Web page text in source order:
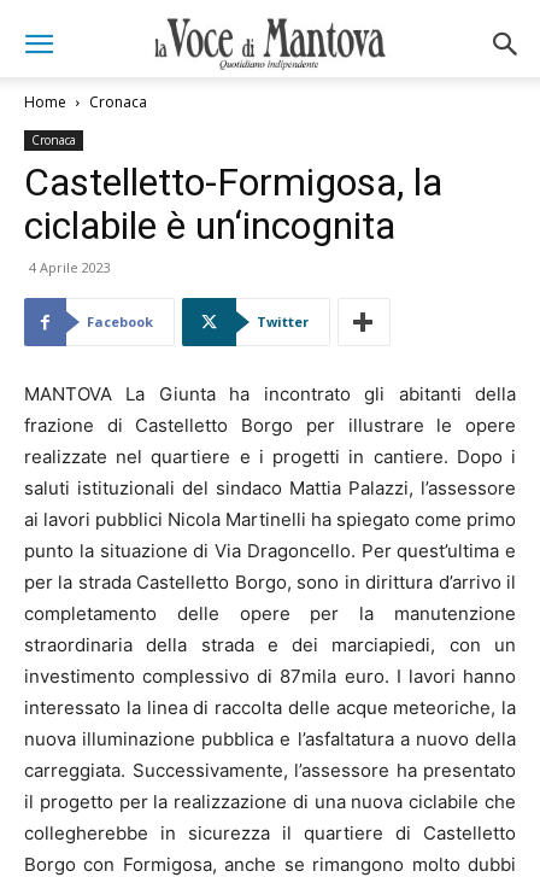
Home Cronaca
Cronaca
Castelletto-Formigosa, la
ciclabile è un‘incognita
4 Aprile 2023
Facebook Twitter
MANTOVA La Giunta ha incontrato gli abitanti della
frazione di Castelletto Borgo per illustrare le opere
realizzate nel quartiere e i progetti in cantiere. Dopo i
saluti istituzionali del sindaco Mattia Palazzi, l’assessore
ai lavori pubblici Nicola Martinelli ha spiegato come primo
punto la situazione di Via Dragoncello. Per quest’ultima e
per la strada Castelletto Borgo, sono in dirittura d’arrivo il
completamento delle opere per la manutenzione
straordinaria della strada e dei marciapiedi, con un
investimento complessivo di 87mila euro. I lavori hanno
interessato la linea di raccolta delle acque meteoriche, la
nuova illuminazione pubblica e l’asfaltatura a nuovo della
carreggiata. Successivamente, l’assessore ha presentato
il progetto per la realizzazione di una nuova ciclabile che
collegherebbe in sicurezza il quartiere di Castelletto
Borgo con Formigosa, anche se rimangono molto dubbi